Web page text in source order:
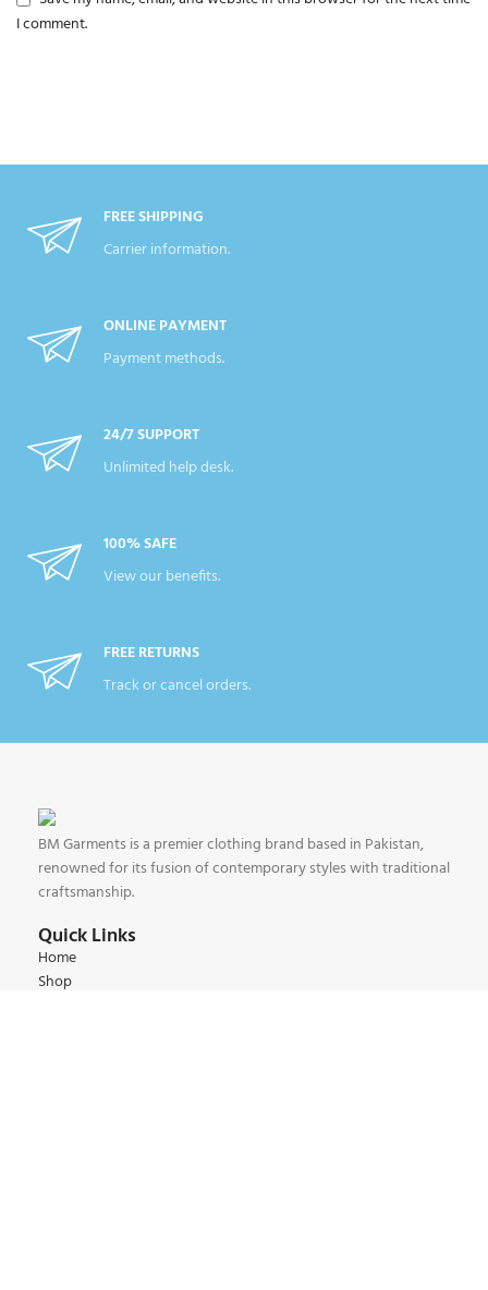
I comment.
FREE SHIPPING
Carrier information.
ONLINE PAYMENT
Payment methods.
24/7 SUPPORT
Unlimited help desk.
100% SAFE
View our benefits.
FREE RETURNS
Track or cancel orders.
BM Garments is a premier clothing brand based in Pakistan,
renowned for its fusion of contemporary styles with traditional
craftsmanship.
Quick Links
Home
Shop